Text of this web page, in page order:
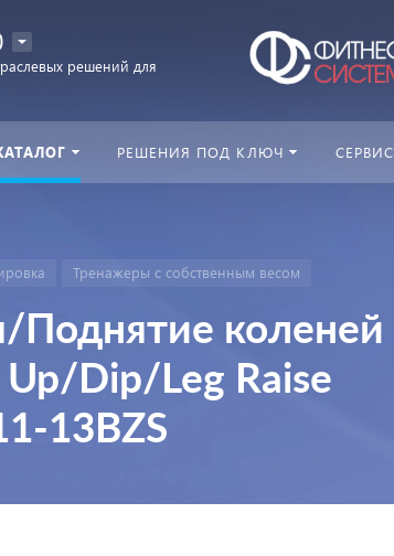
решений для
РЕШЕНИЯ ПОД КЛЮЧ СЕРВИС
Тренажеры с собственным весом
Поднятие коленей
Up/Dip/Leg Raise
13BZS